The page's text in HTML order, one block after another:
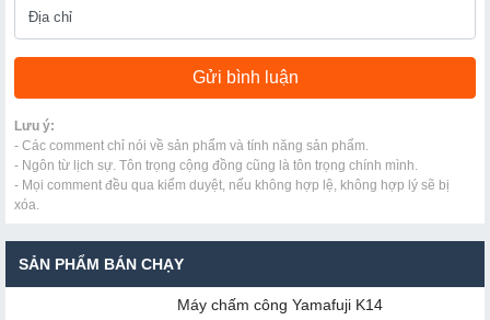
Lưu ý:
- Các comment chỉ nói về sản phẩm và tính năng sản phẩm.
- Ngôn từ lịch sự. Tôn trọng cộng đồng cũng là tôn trọng chính mình.
- Mọi comment đều qua kiểm duyệt, nếu không hợp lệ, không hợp lý sẽ bị
xóa.
SẢN PHẨM BÁN CHẠY
Máy chấm cô​ng Yamafuji K14